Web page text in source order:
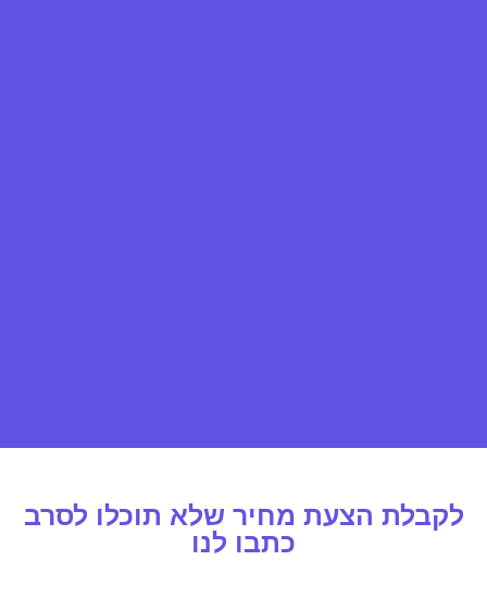
לקבלת הצעת מחיר שלא תוכלו לסרב
כתבו לנו